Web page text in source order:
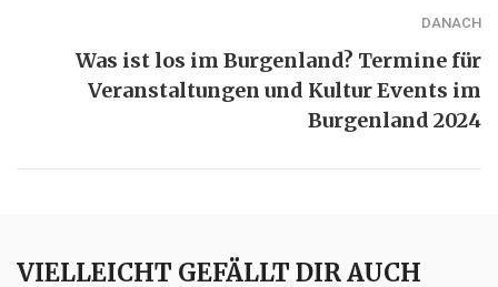
DANACH
Was ist los im Burgenland? Termine für
Veranstaltungen und Kultur Events im
Burgenland 2024
VIELLEICHT GEFÄLLT DIR AUCH